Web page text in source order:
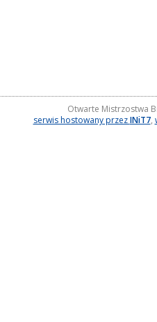
Otwarte Mistrzostwa
serwis hostowany przezINiT7,